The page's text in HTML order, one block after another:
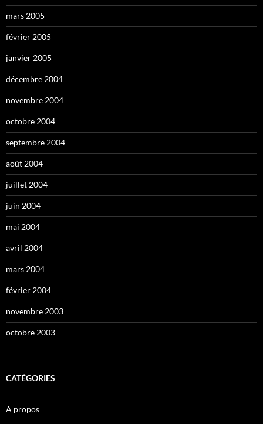
mars 2005
février 2005
janvier 2005
décembre 2004
novembre 2004
octobre 2004
septembre 2004
août 2004
juillet 2004
juin 2004
mai 2004
avril 2004
mars 2004
février 2004
novembre 2003
octobre 2003
CATÉGORIES
A propos